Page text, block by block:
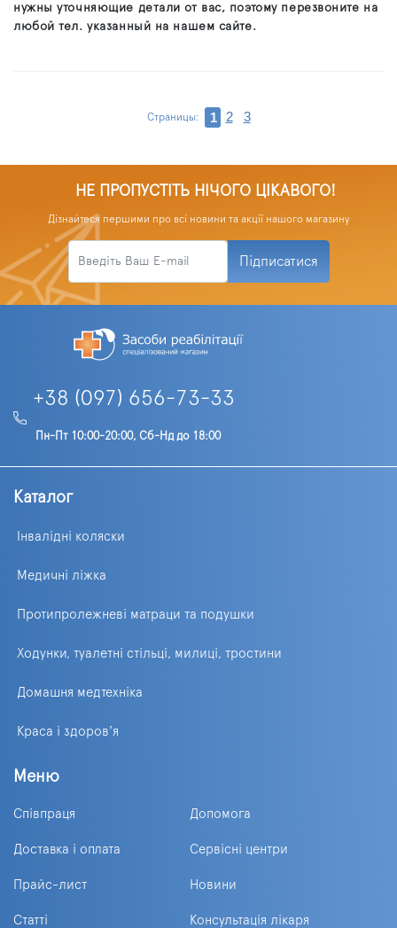
нужны уточняющие детали от вас, поэтому перезвоните на
любой тел. указанный на нашем сайте.
Страницы: 1 2 3
НЕ ПРОПУСТІТЬ НІЧОГО ЦІКАВОГО!
Дізнайтеся першими про всі новини та акції нашого магазину
Підписатися
+38 (097) 656-73-33
Пн-Пт 10:00-20:00, Сб-Нд до 18:00
Каталог
Інвалідні коляски
Медичні ліжка
Протипролежневі матраци та подушки
Ходунки, туалетні стільці, милиці, тростини
Домашня медтехніка
Краса і здоров'я
Меню
Співпраця Допомога
Доставка і оплата Сервісні центри
Прайс-лист Новини
Статті Консультація лікаря